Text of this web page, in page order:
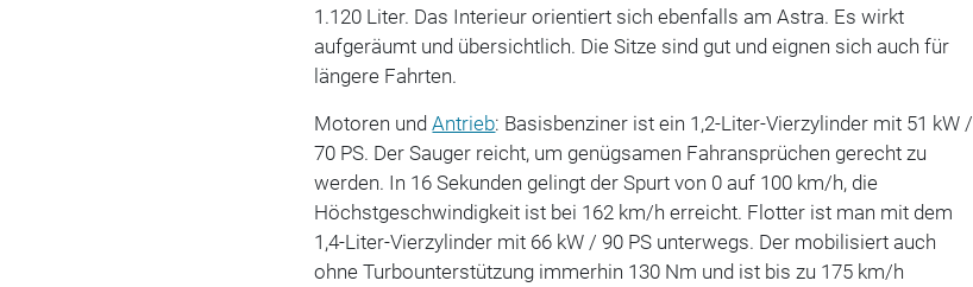
1.120 Liter. Das Interieur orientiert sich ebenfalls am Astra. Es wirkt
aufgeräumt und übersichtlich. Die Sitze sind gut und eignen sich auch für
längere Fahrten.
Motoren undAntrieb: Basisbenziner ist ein 1,2-Liter-Vierzylinder mit 51 kW /
70 PS. Der Sauger reicht, um genügsamen Fahransprüchen gerecht zu
werden. In 16 Sekunden gelingt der Spurt von 0 auf 100 km/h, die
Höchstgeschwindigkeit ist bei 162 km/h erreicht. Flotter ist man mit dem
1,4-Liter-Vierzylinder mit 66 kW / 90 PS unterwegs. Der mobilisiert auch
ohne Turbounterstützung immerhin 130 Nm und ist bis zu 175 km/h